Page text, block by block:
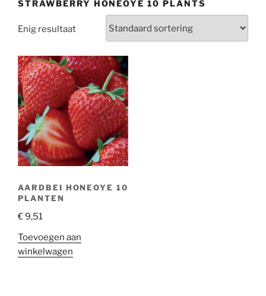
STRAWBERRY HONEOYE 10 PLANTS
Enig resultaat
AARDBEI HONEOYE 10
PLANTEN
€9,51
Toevoegen aan
winkelwagen